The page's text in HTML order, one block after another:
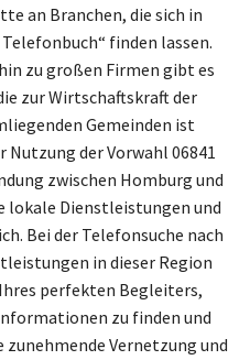
an Branchen, die sich in
finden lassen.
zu großen Firmen gibt es
zur Wirtschaftskraft der
Gemeinden ist
der Vorwahl 06841
zwischen Homburg und
lokale Dienstleistungen und
Bei der Telefonsuche nach
in dieser Region
perfekten Begleiters,
zu finden und
Vernetzung und